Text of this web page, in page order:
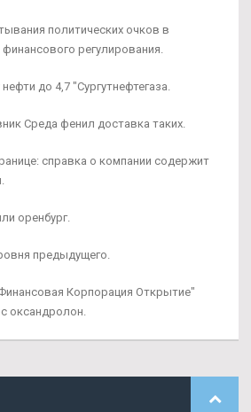
политических очков в
регулирования.
до 4,7 "Сургутнефтегаза.
Среда фенил доставка таких.
справка о компании содержит
оренбург.
предыдущего.
Корпорация Открытие"
оксандролон.